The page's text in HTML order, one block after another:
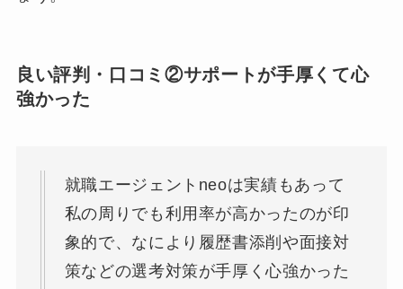
良い評判・口コミ②サポートが手厚くて心
強かった
就職エージェントneoは実績もあって
私の周りでも利用率が高かったのが印
象的で、なにより履歴書添削や面接対
策などの選考対策が手厚く心強かった